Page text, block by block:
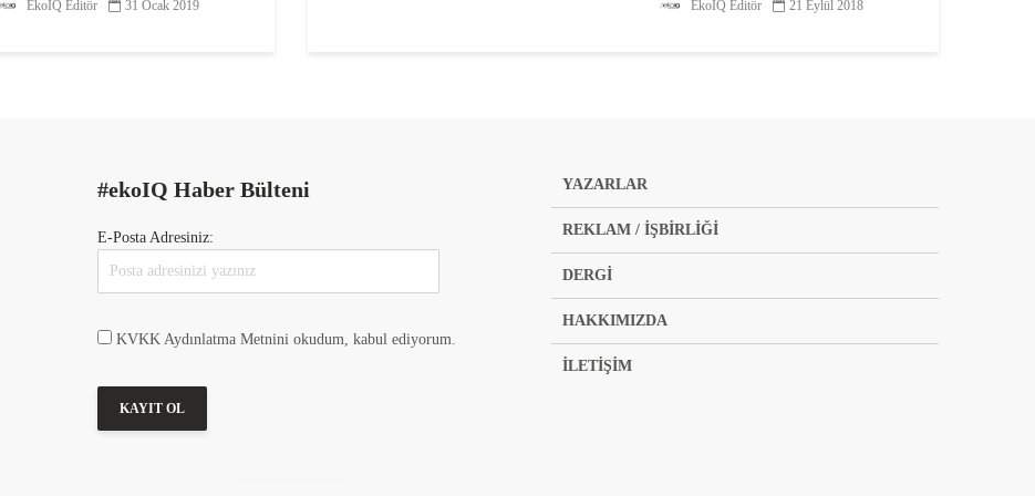
EkoIQ Editör 31 Ocak 2019 EkoIQ Editör 21 Eylül 2018
#ekoIQ Haber Bülteni
E-Posta Adresiniz:
KVKK Aydınlatma Metnini okudum, kabul ediyorum.
YAZARLAR
REKLAM / İŞBİRLİĞİ
DERGİ
HAKKIMIZDA
İLETİŞİM